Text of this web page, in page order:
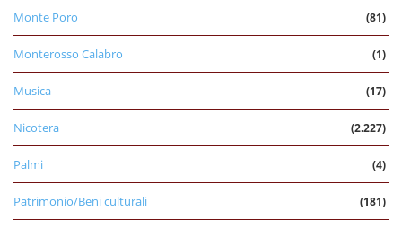
Monte Poro (81)
Monterosso Calabro (1)
Musica (17)
Nicotera (2.227)
Palmi (4)
Patrimonio/Beni culturali (181)